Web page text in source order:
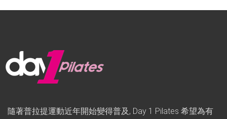
隨著普拉提運動近年開始變得普及, Day 1 Pilates 希望為有